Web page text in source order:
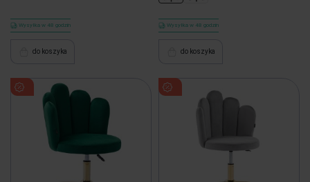
Wysyłka w 48 godzin
do koszyka
Wysyłka w 48 godzin
do koszyka